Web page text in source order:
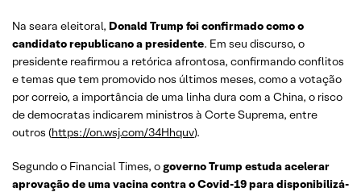
Na seara eleitoral, Donald Trump foi confirmado como o
candidato republicano a presidente. Em seu discurso, o
presidente reafirmou a retórica afrontosa, confirmando conflitos
e temas que tem promovido nos últimos meses, como a votação
por correio, a importância de uma linha dura com a China, o risco
de democratas indicarem ministros à Corte Suprema, entre
outros (https://on.wsj.com/34Hhquv).
Segundo o Financial Times, o governo Trump estuda acelerar
aprovação de uma vacina contra o Covid-19 para disponibilizá-